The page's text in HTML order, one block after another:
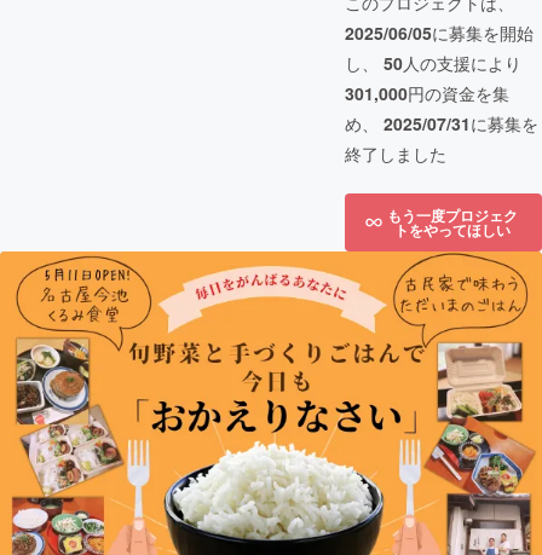
2025/06/05に募集を開始
し、 50人の支援により
301,000円の資金を集
め、 2025/07/31に募集を
終了しました
もう一度プロジェク
トをやってほしい